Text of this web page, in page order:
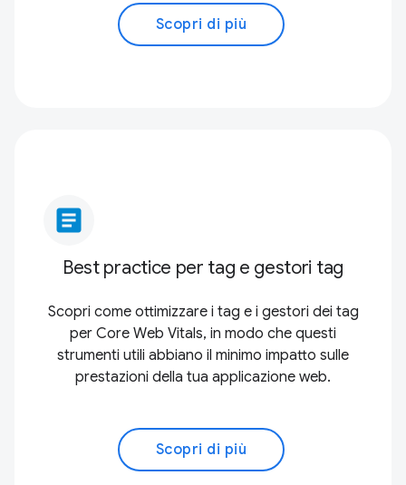
Scopri di più
article
Best practice per tag e gestori tag
Scopri come ottimizzare i tag e i gestori dei tag
per Core Web Vitals, in modo che questi
strumenti utili abbiano il minimo impatto sulle
prestazioni della tua applicazione web.
Scopri di più